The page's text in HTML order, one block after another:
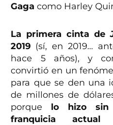
Gaga como Harley
La primera cinta de
2019 (sí, en 2019…
hace 5 años), y
convirtió en un
para que se den una
de millones de
porque lo hizo sin
franquicia